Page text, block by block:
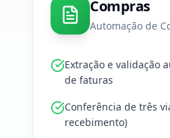
Compras
Automação de
Extração e validação
de faturas
Conferência de três
recebimento)